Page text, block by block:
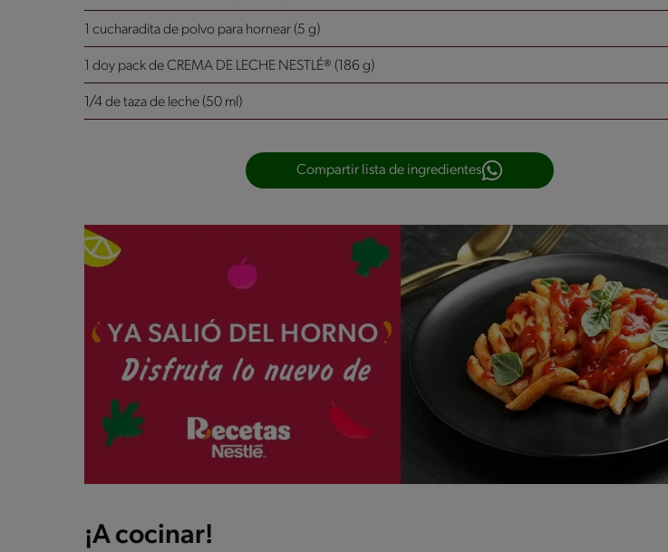
1 cucharadita de polvo para hornear (5 g)
1 doy pack de CREMA DE LECHE NESTLÉ® (186 g)
1/4 de taza de leche (50 ml)
Compartir lista de ingredientes
¡A cocinar!